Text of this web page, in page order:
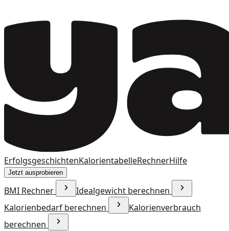
ErfolgsgeschichtenKalorientabelleRechnerHilfe
Jetzt ausprobieren
BMI Rechner
Idealgewicht berechnen
Kalorienbedarf berechnen
Kalorienverbrauch
berechnen